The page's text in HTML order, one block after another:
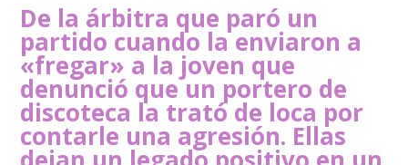
De la árbitra que paró un
partido cuando la enviaron a
«fregar» a la joven que
denunció que un portero de
discoteca la trató de loca por
contarle una agresión. Ellas